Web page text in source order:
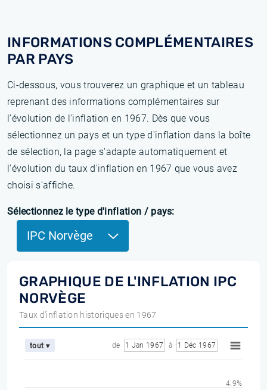
INFORMATIONS COMPLÉMENTAIRES
PAR PAYS
Ci-dessous, vous trouverez un graphique et un tableau
reprenant des informations complémentaires sur
l’évolution de l'inflation en 1967. Dès que vous
sélectionnez un pays et un type d'inflation dans la boîte
de sélection, la page s'adapte automatiquement et
l'évolution du taux d'inflation en 1967 que vous avez
choisi s'affiche.
Sélectionnez le type d'inflation / pays:
IPC Norvège
GRAPHIQUE DE L'INFLATION IPC
NORVÈGE
Taux d'inflation historiques en 1967
tout ▾ de 1 Jan 1967 à 1 Déc 1967
4.9%